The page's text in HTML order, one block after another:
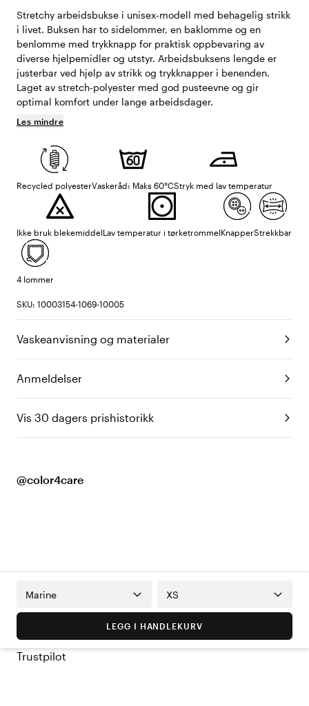
Stretchy arbeidsbukse i unisex-modell med behagelig strikk
i livet. Buksen har to sidelommer, en baklomme og en
benlomme med trykknapp for praktisk oppbevaring av
diverse hjelpemidler og utstyr. Arbeidsbuksens lengde er
justerbar ved hjelp av strikk og trykknapper i benenden.
Laget av stretch-polyester med god pusteevne og gir
optimal komfort under lange arbeidsdager.
Les mindre
Recycled polyesterVaskeråd: Maks 60°CStryk med lav temperatur
Ikke bruk blekemiddelLav temperatur i tørketrommelKnapperStrekkbar
4 lommer
SKU: 10003154-1069-10005
Vaskeanvisning og materialer
Anmeldelser
Vis 30 dagers prishistorikk
@color4care
Marine XS
LEGG I HANDLEKURV
Trustpilot